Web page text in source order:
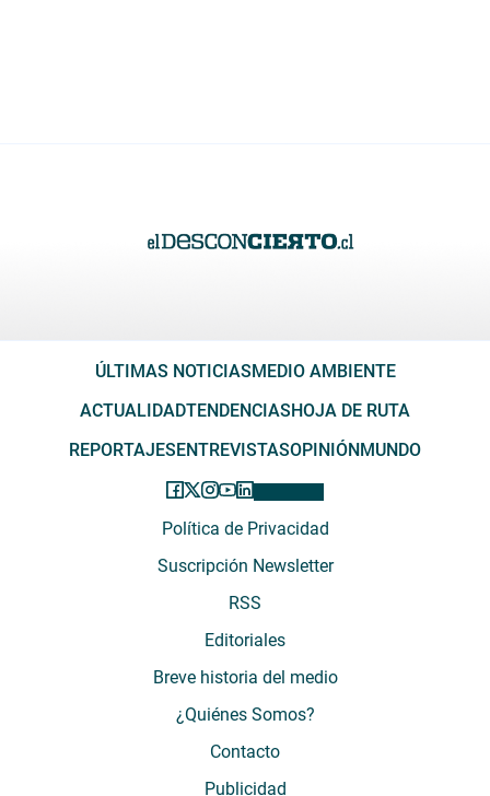
ÚLTIMAS NOTICIAS MEDIO AMBIENTE
ACTUALIDADTENDENCIAS HOJA DE RUTA
REPORTAJES ENTREVISTASOPINIÓN MUNDO
Política de Privacidad
Suscripción Newsletter
RSS
Editoriales
Breve historia del medio
¿Quiénes Somos?
Contacto
Publicidad